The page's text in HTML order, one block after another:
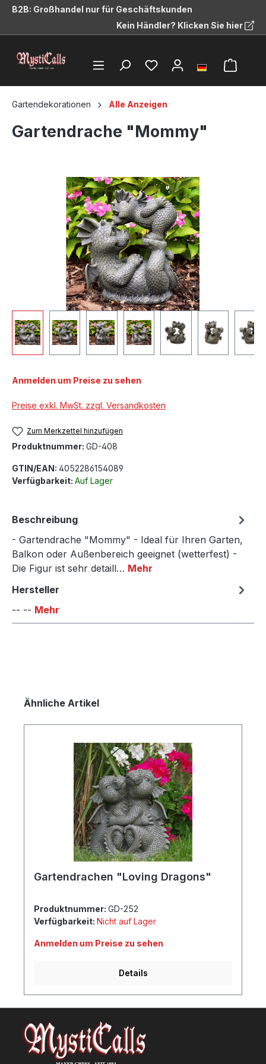
springen
B2B: Großhandel nur für Geschäftskunden
Kein Händler? Klicken Sie hier
Gartendekorationen Alle Anzeigen
Gartendrache "Mommy"
Bildergalerie überspringen
Anmelden um Preise zu sehen
Preise exkl. MwSt. zzgl. Versandkosten
Zum Merkzettel hinzufügen
Produktnummer: GD-408
GTIN/EAN: 4052286154089
Verfügbarkeit: Auf Lager
Beschreibung
- Gartendrache "Mommy" - Ideal für Ihren Garten,
Balkon oder Außenbereich geeignet (wetterfest) -
Die Figur ist sehr detaill… Mehr
Hersteller
-- -- Mehr
Produktgalerie überspringen
Ähnliche Artikel
Gartendrachen "Loving Dragons"
Produktnummer: GD-252
Verfügbarkeit: Nicht auf Lager
Anmelden um Preise zu sehen
Details